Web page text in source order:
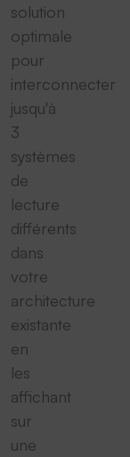
solution
optimale
pour
interconnecter
jusqu'à
3
systèmes
de
lecture
différents
dans
votre
architecture
existante
en
les
affichant
sur
une